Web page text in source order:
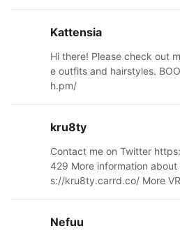
onagem 3D
☆Meow'ｓ. Aquí muestro el
Meow'ｓ. 這裡展示的是 3D
w」。 也請光臨
w.booth.pm/
Kattensia
Hi there! Please check out
e outfits and hairstyles.
h.pm/
kru8ty
Contact me on Twitter
429 More information
s://kru8ty.carrd.co/ More
Nefuu